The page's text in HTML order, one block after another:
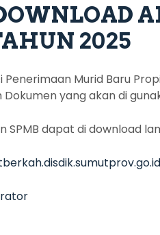
2025
Penerimaan Murid Baru
Dokumen yang akan di
SPMB dapat di download